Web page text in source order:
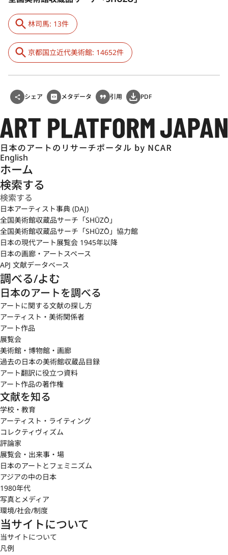
林司馬: 13件
京都国立近代美術館: 14652件
シェア メタデータ 引用 PDF
English
ホーム
検索する
日本アーティスト事典 (DAJ)
全国美術館収蔵品サーチ「SHŪZŌ」
全国美術館収蔵品サーチ「SHŪZŌ」協力館
日本の現代アート展覧会 1945年以降
日本の画廊・アートスペース
APJ 文献データベース
調べる/よむ
日本のアートを調べる
アートに関する文献の探し方
アーティスト・美術関係者
アート作品
展覧会
美術館・博物館・画廊
過去の日本の美術館収蔵品目録
アート翻訳に役立つ資料
アート作品の著作権
文献を知る
学校・教育
アーティスト・ライティング
コレクティヴィズム
評論家
展覧会・出来事・場
日本のアートとフェミニズム
アジアの中の日本
1980年代
写真とメディア
環境/社会/制度
当サイトについて
当サイトについて
凡例